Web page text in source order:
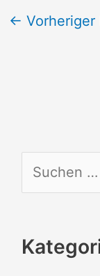
← Vorheriger
u
h